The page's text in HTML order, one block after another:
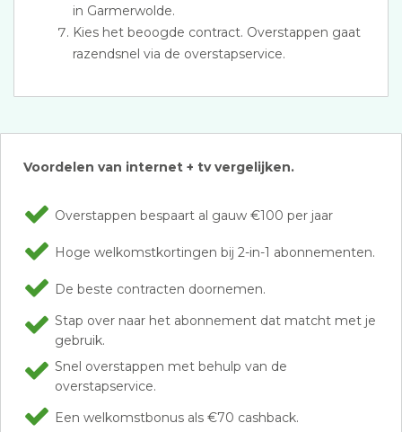
in Garmerwolde.
Kies het beoogde contract. Overstappen gaat
razendsnel via de overstapservice.
Voordelen van internet + tv vergelijken.
Overstappen bespaart al gauw €100 per jaar
Hoge welkomstkortingen bij 2-in-1 abonnementen.
De beste contracten doornemen.
Stap over naar het abonnement dat matcht met je
gebruik.
Snel overstappen met behulp van de
overstapservice.
Een welkomstbonus als €70 cashback.